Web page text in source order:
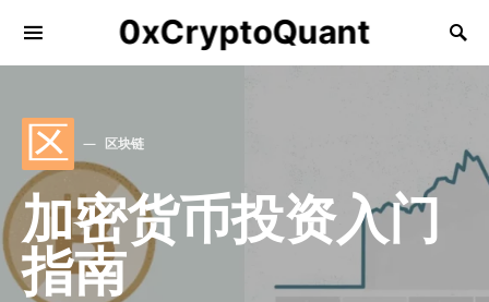
0xCryptoQuant
区 区块链
加密货币投资入门
指南